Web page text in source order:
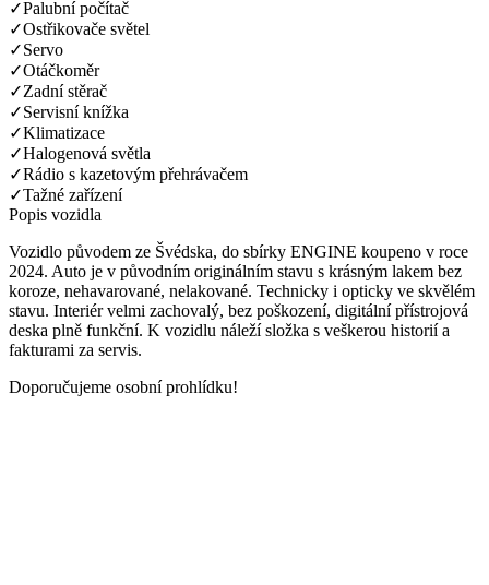
✓Palubní počítač
✓Ostřikovače světel
✓Servo
✓Otáčkoměr
✓Zadní stěrač
✓Servisní knížka
✓Klimatizace
✓Halogenová světla
✓Rádio s kazetovým přehrávačem
✓Tažné zařízení
Popis vozidla
Vozidlo původem ze Švédska, do sbírky ENGINE koupeno v roce
2024. Auto je v původním originálním stavu s krásným lakem bez
koroze, nehavarované, nelakované. Technicky i opticky ve skvělém
stavu. Interiér velmi zachovalý, bez poškození, digitální přístrojová
deska plně funkční. K vozidlu náleží složka s veškerou historií a
fakturami za servis.
Doporučujeme osobní prohlídku!